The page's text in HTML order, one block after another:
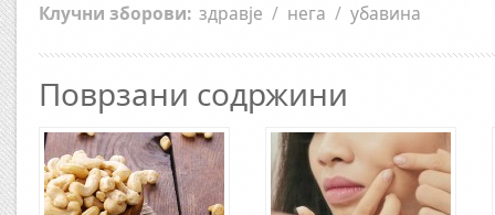
Клучни зборови: здравје / нега / убавина
Поврзани содржини